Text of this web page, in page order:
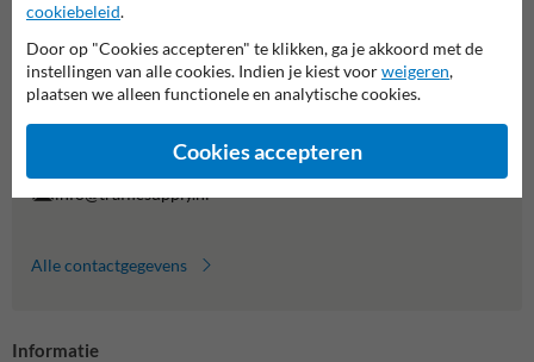
Neem contact met ons op
Wij zijn op werkdagen (van 8.00 tot 17.00) te bereiken op 038-
7920070.
Vragen? Stuur een e-mail naarinfo@trafficsupply.nlof vul het
formulier in en we reageren zo spoedig mogelijk.
info@trafficsupply.nl
Alle contactgegevens
Informatie
cookiebeleid.
Door op "Cookies accepteren" te klikken, ga je akkoord met de
instellingen van alle cookies. Indien je kiest voorweigeren,
plaatsen we alleen functionele en analytische cookies.
Cookies accepteren